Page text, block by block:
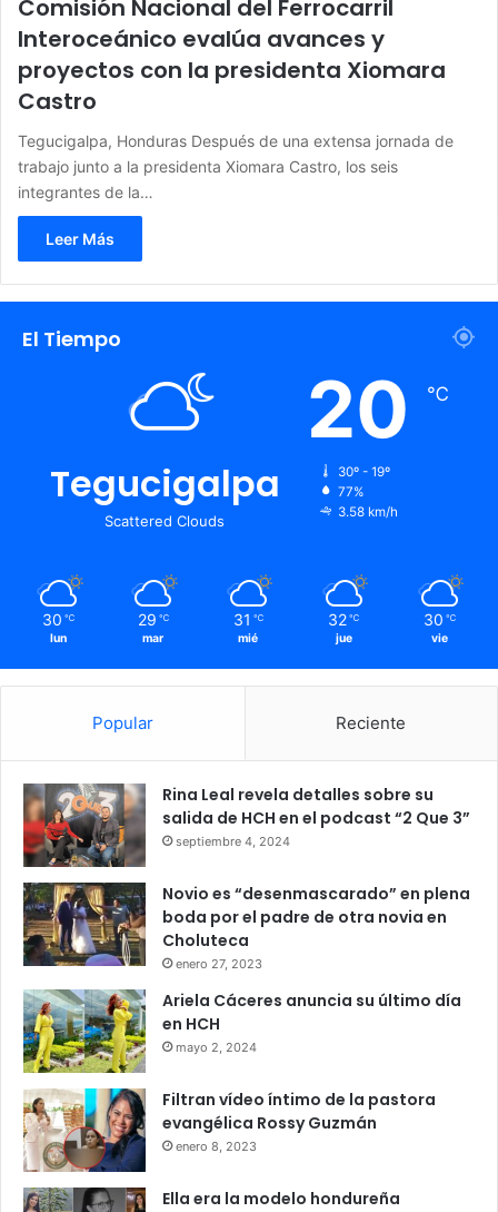
Comisión Nacional del Ferrocarril
Interoceánico evalúa avances y
proyectos con la presidenta Xiomara
Castro
Tegucigalpa, Honduras Después de una extensa jornada de
trabajo junto a la presidenta Xiomara Castro, los seis
integrantes de la…
Leer Más
El Tiempo
Tegucigalpa
Scattered Clouds
20 ℃
30º - 19º
77%
3.58 km/h
30 ℃
lun
29 ℃
mar
31 ℃
mié
32 ℃
jue
30 ℃
vie
Popular Reciente
Rina Leal revela detalles sobre su
salida de HCH en el podcast “2 Que 3”
septiembre 4, 2024
Novio es “desenmascarado” en plena
boda por el padre de otra novia en
Choluteca
enero 27, 2023
Ariela Cáceres anuncia su último día
en HCH
mayo 2, 2024
Filtran vídeo íntimo de la pastora
evangélica Rossy Guzmán
enero 8, 2023
Ella era la modelo hondureña